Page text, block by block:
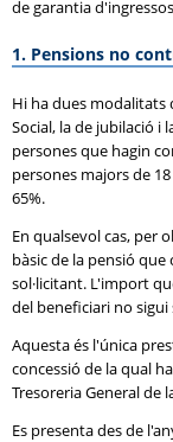
de garantia
1. Pensions no
Hi ha dues modalitats
Social, la de jubilació i
persones que hagin
persones majors de
65%.
En qualsevol cas, per
bàsic de la pensió
sol·licitant. L'import
del beneficiari no
Aquesta és l'única
concessió de la qual
Tresoreria General de
Es presenta des de